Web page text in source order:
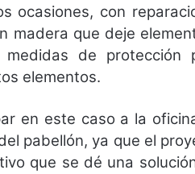
ocasiones, con
madera que deje
medidas de
elementos.
en este caso a la
pabellón, ya que el
que se dé una